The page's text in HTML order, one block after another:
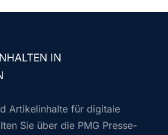
IN
Artikelinhalte für digitale
Sie über die PMG Presse-